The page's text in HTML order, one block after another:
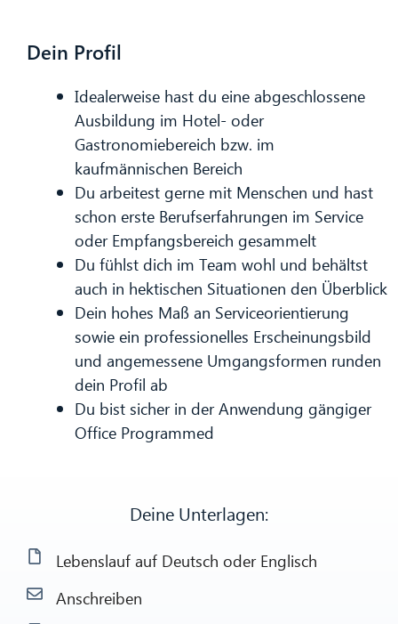
Dein Profil
Idealerweise hast du eine abgeschlossene
Ausbildung im Hotel- oder
Gastronomiebereich bzw. im
kaufmännischen Bereich
Du arbeitest gerne mit Menschen und hast
schon erste Berufserfahrungen im Service
oder Empfangsbereich gesammelt
Du fühlst dich im Team wohl und behältst
auch in hektischen Situationen den Überblick
Dein hohes Maß an Serviceorientierung
sowie ein professionelles Erscheinungsbild
und angemessene Umgangsformen runden
dein Profil ab
Du bist sicher in der Anwendung gängiger
Office Programmed
Deine Unterlagen:
Lebenslauf auf Deutsch oder Englisch
Anschreiben